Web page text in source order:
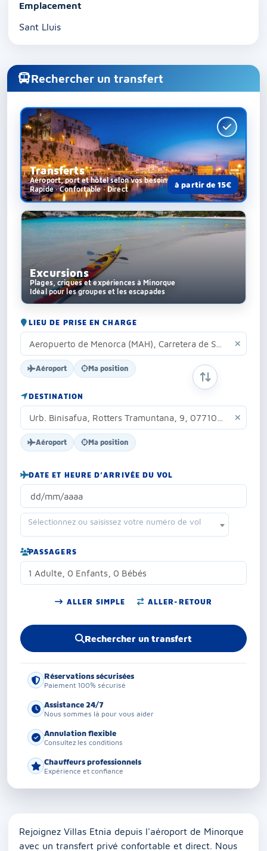
Emplacement
Sant Lluis
Rechercher un transfert
Transferts
Aéroport, port et hôtel selon vos besoins
Rapide · Confortable · Direct
à partir de 15€
Excursions
Plages, criques et expériences à Minorque
Idéal pour les groupes et les escapades
LIEU DE PRISE EN CHARGE
Aéroport Ma position
DESTINATION
Aéroport Ma position
INVERSER
DATE ET HEURE D’ARRIVÉE DU VOL
Sélectionnez ou saisissez votre numéro de vol
PASSAGERS
1 Adulte, 0 Enfants, 0 Bébés
ALLER SIMPLE ALLER-RETOUR
Rechercher un transfert
Réservations sécurisées
Paiement 100% sécurisé
Assistance 24/7
Nous sommes là pour vous aider
Annulation flexible
Consultez les conditions
Chauffeurs professionnels
Expérience et confiance
Rejoignez Villas Etnia depuis l'aéroport de Minorque
avec un transfert privé confortable et direct. Nous